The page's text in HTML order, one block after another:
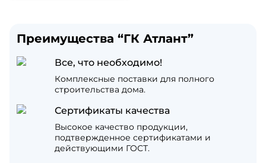
Преимущества “ГК Атлант”
Все, что необходимо!
Комплексные поставки для полного
строительства дома.
Сертификаты качества
Высокое качество продукции,
подтвержденное сертификатами и
действующими ГОСТ.